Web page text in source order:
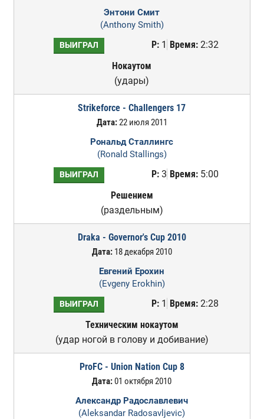
Энтони Смит
(Anthony Smith)
ВЫИГРАЛ Р:1 Время:2:32
Нокаутом
(удары)
Strikeforce - Challengers 17
Дата:22 июля 2011
Рональд Сталлингс
(Ronald Stallings)
ВЫИГРАЛ Р:3 Время:5:00
Решением
(раздельным)
Draka - Governor's Cup 2010
Дата:18 декабря 2010
Евгений Ерохин
(Evgeny Erokhin)
ВЫИГРАЛ Р:1 Время:2:28
Техническим нокаутом
(удар ногой в голову и добивание)
ProFC - Union Nation Cup 8
Дата:01 октября 2010
Александр Радославлевич
(Aleksandar Radosavljevic)